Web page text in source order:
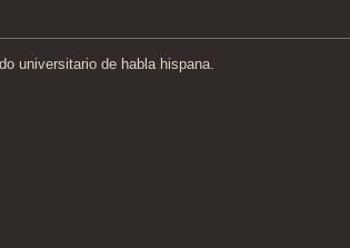
universitario de habla hispana.